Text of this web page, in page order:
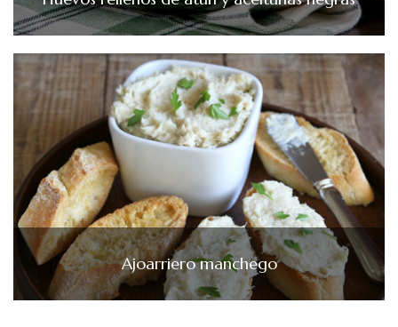
Ajoarriero manchego